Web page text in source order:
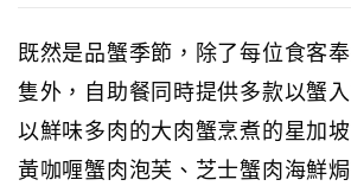
既然是品蟹季節，除了每位食客
隻外，自助餐同時提供多款以蟹
以鮮味多肉的大肉蟹烹煮的星加
黃咖喱蟹肉泡芙、芝士蟹肉海鮮